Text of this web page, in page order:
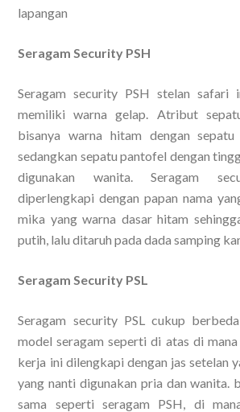
lapangan
Seragam Security PSH
Seragam security PSH stelan safari
memiliki warna gelap. Atribut
bisanya warna hitam dengan
sedangkan sepatu pantofel dengan
digunakan wanita. Seragam
diperlengkapi dengan papan nama
mika yang warna dasar hitam
putih, lalu ditaruh pada dada samping
Seragam Security PSL
Seragam security PSL cukup
model seragam seperti di atas di
kerja ini dilengkapi dengan jas setelan
yang nanti digunakan pria dan wanita.
sama seperti seragam PSH, di